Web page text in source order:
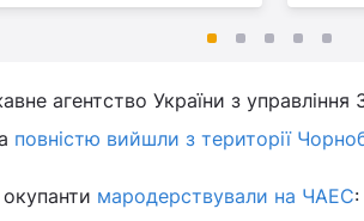
агентство України з
повністю вийшли з території
мародерствували на ЧАЕС